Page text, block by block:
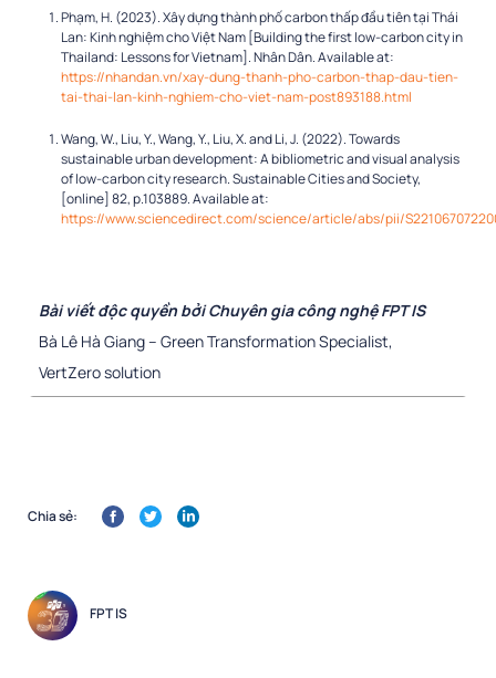
Phạm, H. (2023).Xây dựng thành phố carbon thấp đầu tiên tại Thái
Lan: Kinh nghiệm cho Việt Nam[Building the first low-carbon city in
Thailand: Lessons for Vietnam]. Nhân Dân. Available at:
https://nhandan.vn/xay-dung-thanh-pho-carbon-thap-dau-tien-
tai-thai-lan-kinh-nghiem-cho-viet-nam-post893188.html
Wang, W., Liu, Y., Wang, Y., Liu, X. and Li, J. (2022). Towards
sustainable urban development: A bibliometric and visual analysis
of low-carbon city research.Sustainable Cities and Society,
[online] 82, p.103889. Available at:
https://www.sciencedirect.com/science/article/abs/pii/
Bài viết độc quyền bởi Chuyên gia công nghệ FPT IS
Bà Lê Hà Giang – Green Transformation Specialist,
VertZero solution
Chia sẻ:
FPT IS